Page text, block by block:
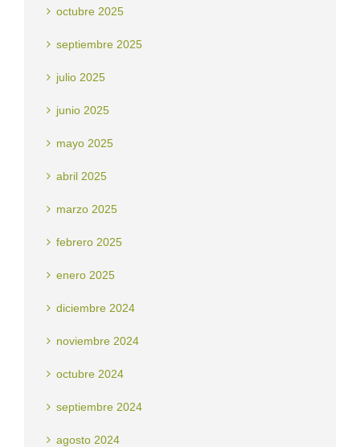
octubre 2025
septiembre 2025
julio 2025
junio 2025
mayo 2025
abril 2025
marzo 2025
febrero 2025
enero 2025
diciembre 2024
noviembre 2024
octubre 2024
septiembre 2024
agosto 2024